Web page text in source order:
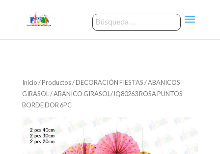
Inicio/Productos/DECORACIÓN FIESTAS/ABANICOS
GIRASOL / ABANICO GIRASOL/JQ80263 ROSA PUNTOS
BORDE DOR 6PC